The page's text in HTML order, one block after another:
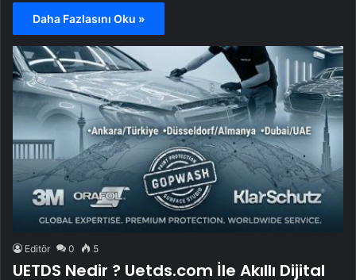
Daha Fazlasını Oku »
Editör 0 5
UETDS Nedir ? Uetds.com İle Akıllı Dijital